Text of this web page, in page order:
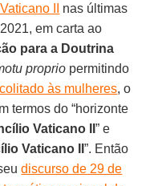
II
nas últimas
em carta ao
para a Doutrina
proprio permitindo
às mulheres, o
termos do “horizonte
Vaticano II” e
Vaticano II”. Então
discurso de 29 de